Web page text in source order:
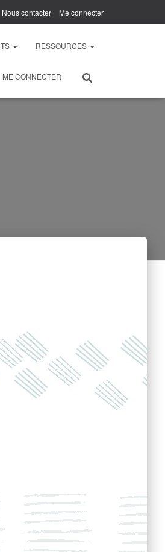
Nous contacter Me connecter
RESSOURCES
ME CONNECTER